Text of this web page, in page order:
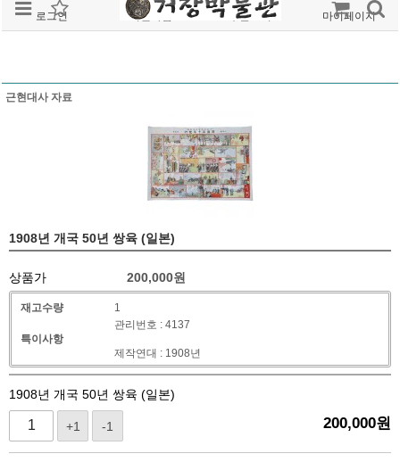
로그인 회원가입 주문조회 마이페이지
근현대사 자료
1908년 개국 50년 쌍육 (일본)
상품가 200,000원
재고수량 1
특이사항
관리번호 : 4137
제작연대 : 1908년
1908년 개국 50년 쌍육 (일본)
+1 -1 200,000원